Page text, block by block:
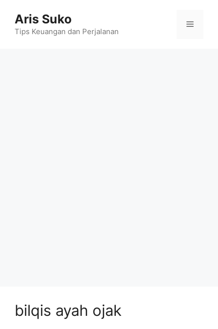
content
Aris Suko
Tips Keuangan dan Perjalanan
Menu
bilqis ayah ojak